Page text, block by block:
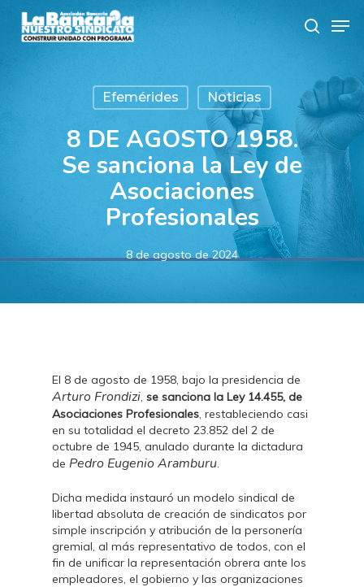
main
search
Efemérides Noticias
8 DE AGOSTO 1958.
Se sanciona la Ley de
Asociaciones
Profesionales
8 de agosto de 2024
El 8 de agosto de 1958, bajo la presidencia de
Arturo Frondizi, se sanciona la Ley 14.455, de
Asociaciones Profesionales, restableciendo casi
en su totalidad el decreto 23.852 del 2 de
octubre de 1945, anulado durante la dictadura
de Pedro Eugenio Aramburu.
Dicha medida instauró un modelo sindical de
libertad absoluta de creación de sindicatos por
simple inscripción y atribución de la personería
gremial, al más representativo de todos, con el
fin de unificar la representación obrera ante los
empleadores, el gobierno y las organizaciones